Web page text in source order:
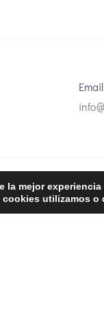
la mejor experiencia
cookies utilizamos